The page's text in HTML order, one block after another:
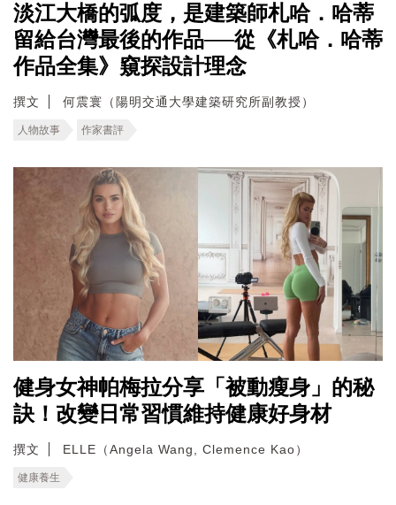
淡江大橋的弧度，是建築師札哈．哈蒂
留給台灣最後的作品──從《札哈．哈蒂
作品全集》窺探設計理念
撰文 何震寰（陽明交通大學建築研究所副教授）
人物故事 作家書評
健身女神帕梅拉分享「被動瘦身」的秘
訣！改變日常習慣維持健康好身材
撰文 ELLE（Angela Wang, Clemence Kao）
健康養生